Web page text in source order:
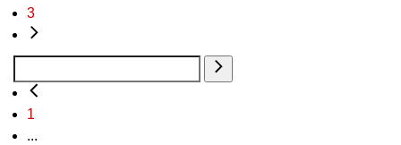
3
1
...